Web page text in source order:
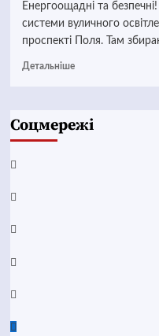
Енергоощадні та
системи вуличного
проспекті Поля. Там
Детальніше
Соцмережі
Facebook
YouTube
Telegram
Instagram
Twitter
Google